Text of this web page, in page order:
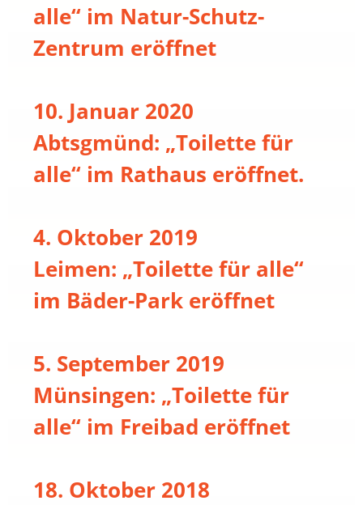
alle“ im Natur-Schutz-
Zentrum eröffnet
10. Januar 2020
Abtsgmünd: „Toilette für
alle“ im Rathaus eröffnet.
4. Oktober 2019
Leimen: „Toilette für alle“
im Bäder-Park eröffnet
5. September 2019
Münsingen: „Toilette für
alle“ im Freibad eröffnet
18. Oktober 2018